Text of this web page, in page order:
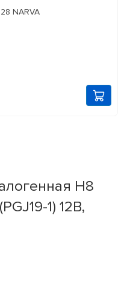
NARVA
H8
1) 12В,